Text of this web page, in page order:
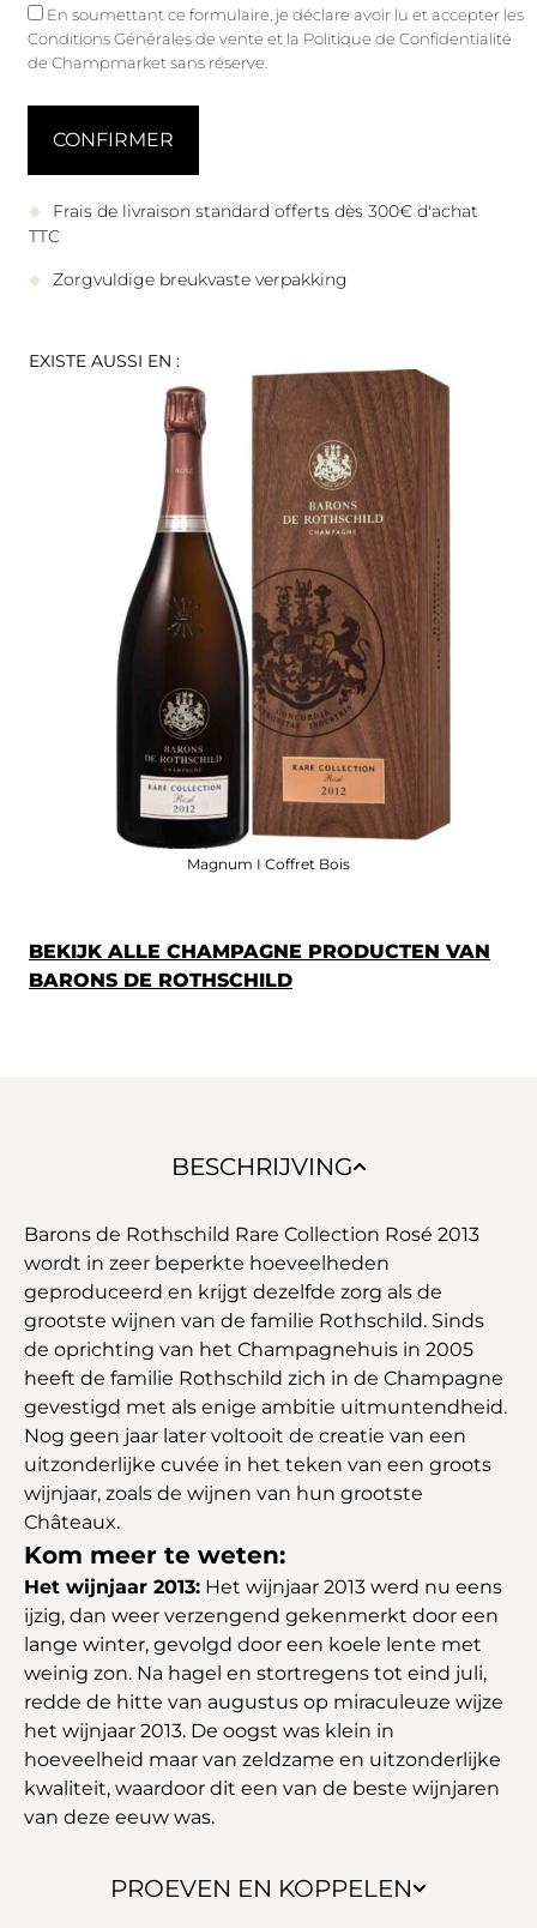
En soumettant ce formulaire, je déclare avoir lu et accepter les
Conditions Générales de vente et la Politique de Confidentialité
de Champmarket sans réserve.
Frais de livraison standard offerts dès 300€ d'achat
TTC
Zorgvuldige breukvaste verpakking
EXISTE AUSSI EN :
Magnum I Coffret Bois
BEKIJK ALLE CHAMPAGNE PRODUCTEN VAN
BARONS DE ROTHSCHILD
BESCHRIJVING
PROEVEN EN KOPPELEN
Barons de Rothschild Rare Collection Rosé 2013
wordt in zeer beperkte hoeveelheden
geproduceerd en krijgt dezelfde zorg als de
grootste wijnen van de familie Rothschild. Sinds
de oprichting van het Champagnehuis in 2005
heeft de familie Rothschild zich in de Champagne
gevestigd met als enige ambitie uitmuntendheid.
Nog geen jaar later voltooit de creatie van een
uitzonderlijke cuvée in het teken van een groots
wijnjaar, zoals de wijnen van hun grootste
Châteaux.
Kom meer te weten:
Het wijnjaar 2013: Het wijnjaar 2013 werd nu eens
ijzig, dan weer verzengend gekenmerkt door een
lange winter, gevolgd door een koele lente met
weinig zon. Na hagel en stortregens tot eind juli,
redde de hitte van augustus op miraculeuze wijze
het wijnjaar 2013. De oogst was klein in
hoeveelheid maar van zeldzame en uitzonderlijke
kwaliteit, waardoor dit een van de beste wijnjaren
van deze eeuw was.